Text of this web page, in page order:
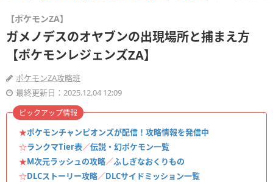
【ポケモンZA】
ガメノデスのオヤブンの出現場所と捕まえ方
【ポケモンレジェンズZA】
ポケモンZA攻略班
最終更新日：2025.12.04 12:09
★ポケモンチャンピオンズが配信！攻略情報を発信中
☆ランクマTier表／伝説・幻ポケモン一覧
★M次元ラッシュの攻略／ふしぎなおくりもの
☆DLCストーリー攻略／DLCサイドミッション一覧
ピックアップ情報